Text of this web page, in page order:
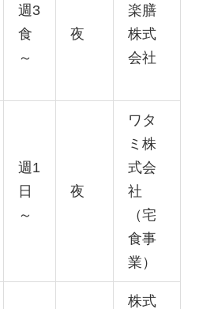
週3
食
～
夜
楽膳
株式
会社
週1
日
～
夜
ワタ
ミ株
式会
社
（宅
食事
業）
株式